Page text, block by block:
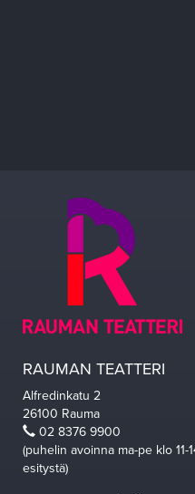
RAUMAN TEATTERI
Alfredinkatu 2
26100 Rauma
02 8376 9900
(puhelin avoinna ma-pe klo
esitystä)